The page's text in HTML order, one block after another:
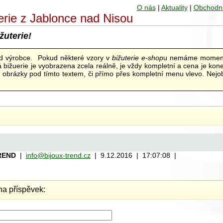
O nás| Aktuality|
z Jablonce nad Nisou
výrobce. Pokud některé vzory v bižuterie e-shopu nemáme
je vyobrazena zcela reálně, je vždy kompletní a cena je
pod tímto textem, či přímo přes kompletní menu vlevo.
| info@bijoux-trend.cz| 9.12.2016 | 17:07:08 |
příspěvek: